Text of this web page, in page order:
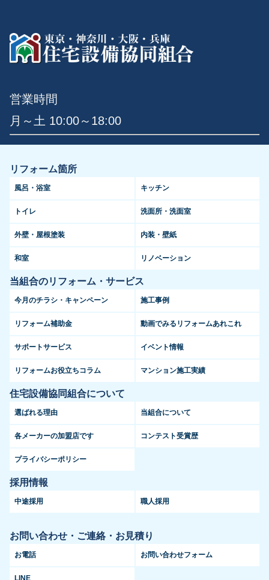
営業時間
月～土 10:00～18:00
リフォーム箇所
風呂・浴室 キッチン
トイレ 洗面所・洗面室
外壁・屋根塗装 内装・壁紙
和室 リノベーション
当組合のリフォーム・サービス
今月のチラシ・キャンペーン 施工事例
リフォーム補助金 動画でみるリフォームあれこれ
サポートサービス イベント情報
リフォームお役立ちコラム マンション施工実績
住宅設備協同組合について
選ばれる理由 当組合について
各メーカーの加盟店です コンテスト受賞歴
プライバシーポリシー
採用情報
中途採用 職人採用
お問い合わせ・ご連絡・お見積り
お電話 お問い合わせフォーム
LINE